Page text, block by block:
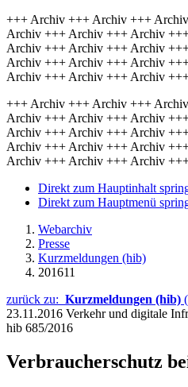
+++ Archiv +++ Archiv +++
Archiv +++ Archiv +++ Archiv
Archiv +++ Archiv +++ Archiv
Archiv +++ Archiv +++ Archiv
Archiv +++ Archiv +++ Archiv
+++ Archiv +++ Archiv +++
Archiv +++ Archiv +++ Archiv
Archiv +++ Archiv +++ Archiv
Archiv +++ Archiv +++ Archiv
Archiv +++ Archiv +++ Archiv
Direkt zum Hauptinhalt
Direkt zum Hauptmenü
Webarchiv
Presse
Kurzmeldungen (hib)
201611
zurück zu: Kurzmeldungen (hib)
23.11.2016 Verkehr und digitale
hib 685/2016
Verbraucherschutz